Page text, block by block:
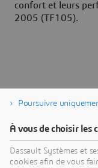
confort et leurs
2005 (TF105).
À
Poursuivre
À vous de choisir les
Dassault Systèmes et
cookies afin de vous